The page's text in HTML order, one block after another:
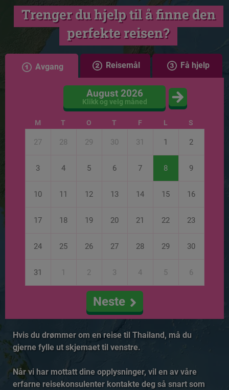
Trenger du hjelp til å finne den
perfekte reisen?
Avgang Reisemål Få hjelp
August 2026
Klikk og velg måned
M T O T F L S
27 28 29 30 31 1 2
3 4 5 6 7 8 9
10 11 12 13 14 15 16
17 18 19 20 21 22 23
24 25 26 27 28 29 30
31 1 2 3 4 5 6
Neste
Hvis du drømmer om en reise til Thailand, må du
gjerne fylle ut skjemaet til venstre.
Når vi har mottatt dine opplysninger, vil en av våre
erfarne reisekonsulenter kontakte deg så snart som